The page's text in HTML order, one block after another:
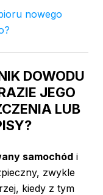
nowego
DOWODU
JEGO
LUB
samochód i
zwykle
kiedy z tym